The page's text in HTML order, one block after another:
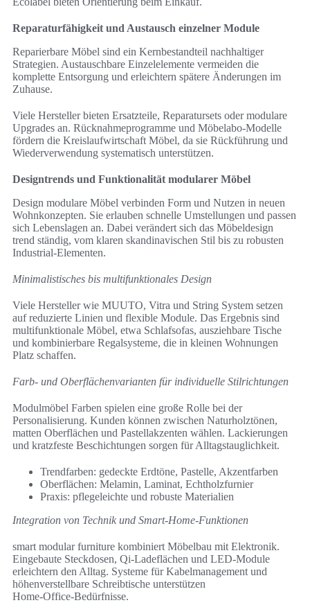
Reparaturfähigkeit und Austausch einzelner Module
Reparierbare Möbel sind ein Kernbestandteil nachhaltiger
Strategien. Austauschbare Einzelelemente vermeiden die
komplette Entsorgung und erleichtern spätere Änderungen im
Zuhause.
Viele Hersteller bieten Ersatzteile, Reparatursets oder modulare
Upgrades an. Rücknahmeprogramme und Möbelabo-Modelle
fördern die Kreislaufwirtschaft Möbel, da sie Rückführung und
Wiederverwendung systematisch unterstützen.
Designtrends und Funktionalität modularer Möbel
Design modulare Möbel verbinden Form und Nutzen in neuen
Wohnkonzepten. Sie erlauben schnelle Umstellungen und passen
sich Lebenslagen an. Dabei verändert sich das Möbeldesign
trend ständig, vom klaren skandinavischen Stil bis zu robusten
Industrial-Elementen.
Minimalistisches bis multifunktionales Design
Viele Hersteller wie MUUTO, Vitra und String System setzen
auf reduzierte Linien und flexible Module. Das Ergebnis sind
multifunktionale Möbel, etwa Schlafsofas, ausziehbare Tische
und kombinierbare Regalsysteme, die in kleinen Wohnungen
Platz schaffen.
Farb- und Oberflächenvarianten für individuelle Stilrichtungen
Modulmöbel Farben spielen eine große Rolle bei der
Personalisierung. Kunden können zwischen Naturholztönen,
matten Oberflächen und Pastellakzenten wählen. Lackierungen
und kratzfeste Beschichtungen sorgen für Alltagstauglichkeit.
Trendfarben: gedeckte Erdtöne, Pastelle, Akzentfarben
Oberflächen: Melamin, Laminat, Echtholzfurnier
Praxis: pflegeleichte und robuste Materialien
Integration von Technik und Smart‑Home‑Funktionen
smart modular furniture kombiniert Möbelbau mit Elektronik.
Eingebaute Steckdosen, Qi‑Ladeflächen und LED‑Module
erleichtern den Alltag. Systeme für Kabelmanagement und
höhenverstellbare Schreibtische unterstützen
Home‑Office‑Bedürfnisse.